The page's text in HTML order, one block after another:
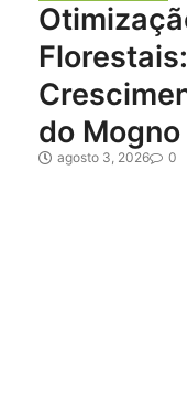
do
agosto 3, 2026 0